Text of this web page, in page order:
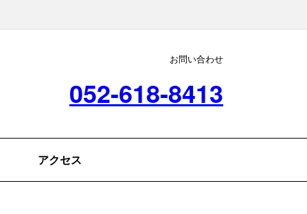
お問い合わせ
052-618-8413
アクセス